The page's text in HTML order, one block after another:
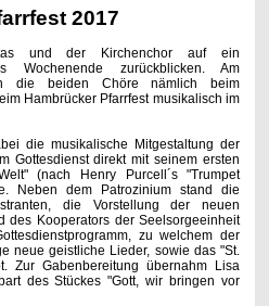
2017
und der Kirchenchor auf ein
Wochenende zurückblicken. Am
die beiden Chöre nämlich beim
Hambrücker Pfarrfest musikalisch im
die musikalische Mitgestaltung der
Gottesdienst direkt mit seinem ersten
(nach Henry Purcell´s "Trumpet
Neben dem Patrozinium stand die
die Vorstellung der neuen
des Kooperators der Seelsorgeeinheit
zu welchem der
neue geistliche Lieder, sowie das "St.
Zur Gabenbereitung übernahm Lisa
des Stückes "Gott, wir bringen vor